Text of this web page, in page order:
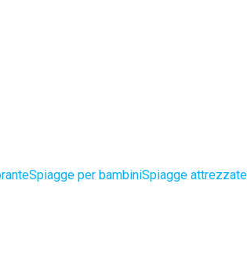
Spiagge per bambiniSpiagge attrezzate